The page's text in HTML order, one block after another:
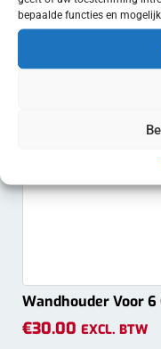
bepaalde functies en
Wandhouder Voor
€30.00 EXCL. BTW